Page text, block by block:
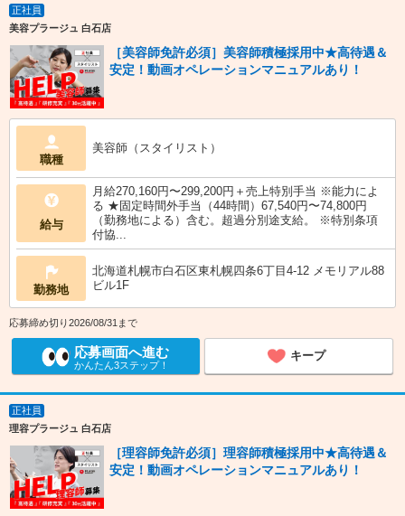
正社員
美容プラージュ 白石店
［美容師免許必須］美容師積極採用中★高待遇＆
安定！動画オペレーションマニュアルあり！
職種
美容師（スタイリスト）
給与
月給270,160円〜299,200円＋売上特別手当 ※能力によ
る ★固定時間外手当（44時間）67,540円〜74,800円
（勤務地による）含む。超過分別途支給。 ※特別条項
付協...
勤務地
北海道札幌市白石区東札幌四条6丁目4-12 メモリアル88
ビル1F
応募締め切り2026/08/31まで
応募画面へ進む
かんたん3ステップ！
キープ
正社員
理容プラージュ 白石店
［理容師免許必須］理容師積極採用中★高待遇＆
安定！動画オペレーションマニュアルあり！